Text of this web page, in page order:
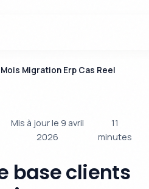
Migration Erp Cas Reel
Mis à jour le 9 avril
2026
11
minutes
base clients